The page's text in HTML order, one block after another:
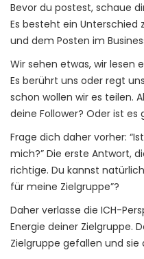
Bevor du postest, schaue
Es besteht ein Unterschied
und dem Posten im
Wir sehen etwas, wir lesen
Es berührt uns oder regt
schon wollen wir es teilen.
deine Follower? Oder ist
Frage dich daher vorher:
mich?” Die erste Antwort,
richtige. Du kannst
für meine Zielgruppe”?
Daher verlasse die ICH-
Energie deiner Zielgruppe.
Zielgruppe gefallen und sie